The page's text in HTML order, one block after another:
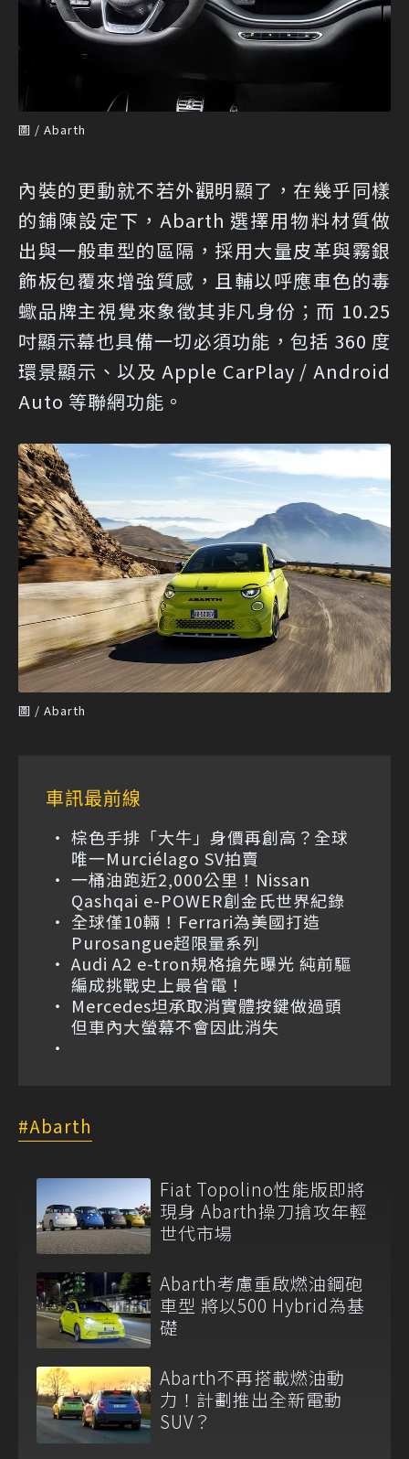
圖 / Abarth
內裝的更動就不若外觀明顯了，在幾乎同樣
的鋪陳設定下，Abarth 選擇用物料材質做
出與一般車型的區隔，採用大量皮革與霧銀
飾板包覆來增強質感，且輔以呼應車色的毒
蠍品牌主視覺來象徵其非凡身份；而 10.25
吋顯示幕也具備一切必須功能，包括 360 度
環景顯示、以及 Apple CarPlay / Android
Auto 等聯網功能。
圖 / Abarth
車訊最前線
棕色手排「大牛」身價再創高？全球
唯一Murciélago SV拍賣
一桶油跑近2,000公里！Nissan
Qashqai e-POWER創金氏世界紀錄
全球僅10輛！Ferrari為美國打造
Purosangue超限量系列
Audi A2 e-tron規格搶先曝光 純前驅
編成挑戰史上最省電！
Mercedes坦承取消實體按鍵做過頭
但車內大螢幕不會因此消失
Abarth
Fiat Topolino性能版即將
現身 Abarth操刀搶攻年輕
世代市場
Abarth考慮重啟燃油鋼砲
車型 將以500 Hybrid為基
礎
Abarth不再搭載燃油動
力！計劃推出全新電動
SUV？